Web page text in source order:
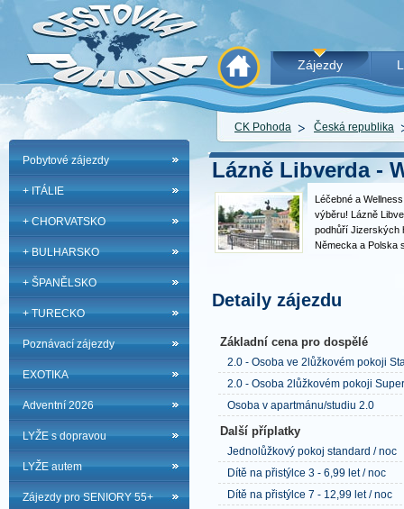
Zájezdy
CK Pohoda Česká republika
Pobytové zájezdy
+ ITÁLIE
+ CHORVATSKO
+ BULHARSKO
+ ŠPANĚLSKO
+ TURECKO
Poznávací zájezdy
EXOTIKA
Adventní 2026
LYŽE s dopravou
LYŽE autem
Zájezdy pro SENIORY 55+
Lázně Libverda -
Léčebné a
výběru! Lázně
podhůří Jizerských
Německa a Polska
skloubit léčebný či
Detaily zájezdu
Základní cena pro dospělé
2.0 - Osoba ve 2lůžkovém pokoji
2.0 - Osoba 2lůžkovém pokoji
Osoba v apartmánu/studiu 2.0
Další příplatky
Jednolůžkový pokoj standard / noc
Dítě na přistýlce 3 - 6,99 let / noc
Dítě na přistýlce 7 - 12,99 let / noc